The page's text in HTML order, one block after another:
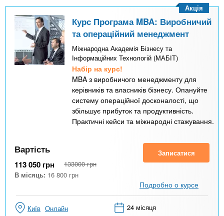
Курс Програма MBA: Виробничий
та операційний менеджмент
Міжнародна Академія Бізнесу та
Інформаційних Технологій (МАБІТ)
Набір на курс!
MBA з виробничого менеджменту для
керівників та власників бізнесу. Опануйте
систему операційної досконалості, що
збільшує прибуток та продуктивність.
Практичні кейси та міжнародні стажування.
Акція
Вартість
113 050 грн 133000 грн
В місяць: 16 800 грн
Записатися
Подробно о курсе
Київ Онлайн 24 місяця